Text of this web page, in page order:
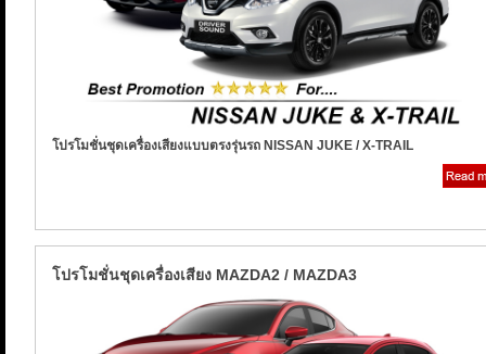
โปรโมชั่นชุดเครื่องเสียงแบบตรงรุ่นรถ NISSAN JUKE / X-TRAIL
โปรโมชั่นชุดเครื่องเสียง MAZDA2 / MAZDA3